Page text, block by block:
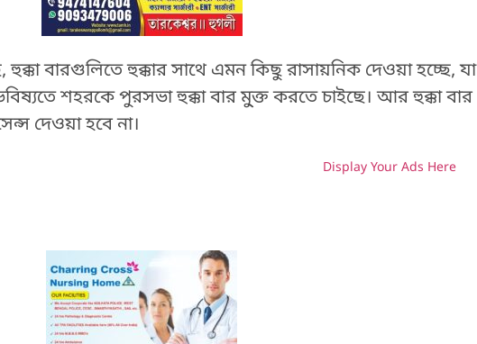
বারগুলিতে হুক্কার সাথে এমন কিছু রাসায়নিক দেওয়া হচ্ছে, যা
শহরকে পুরসভা হুক্কা বার মু্ক্ত করতে চাইছে। আর হুক্কা বার
দেওয়া হবে না।
Display Your Ads Here